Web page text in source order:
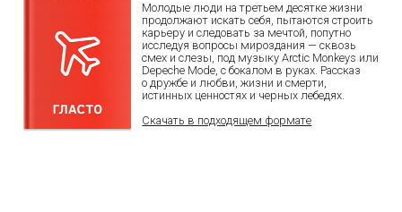
Молодые люди на третьем десятке жизни
продолжают искать себя, пытаются строить
карьеру и следовать за мечтой, попутно
исследуя вопросы мироздания — сквозь
смех и слезы, под музыку Arctic Monkeys или
Depeche Mode, с бокалом в руках. Рассказ
о дружбе и любви, жизни и смерти,
истинных ценностях и черных лебедях.
Скачать в подходящем формате